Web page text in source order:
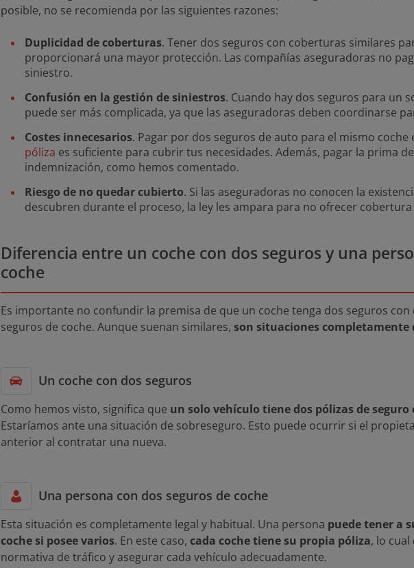
posible, no se recomienda por las siguientes razones:
Duplicidad de coberturas. Tener dos seguros con coberturas similares
proporcionará una mayor protección. Las compañías aseguradoras no
siniestro.
Confusión en la gestión de siniestros. Cuando hay dos seguros para un
puede ser más complicada, ya que las aseguradoras deben coordinarse
Costes innecesarios. Pagar por dos seguros de auto para el mismo coche
póliza es suficiente para cubrir tus necesidades. Además, pagar la prima
indemnización, como hemos comentado.
Riesgo de no quedar cubierto. Si las aseguradoras no conocen la
descubren durante el proceso, la ley les ampara para no ofrecer cobertura
Diferencia entre un coche con dos seguros y una
coche
Es importante no confundir la premisa de que un coche tenga dos seguros
seguros de coche. Aunque suenan similares, son situaciones completamente
Un coche con dos seguros
Como hemos visto, significa que un solo vehículo tiene dos pólizas de
Estaríamos ante una situación de sobreseguro. Esto puede ocurrir si el
anterior al contratar una nueva.
Una persona con dos seguros de coche
Esta situación es completamente legal y habitual. Una persona puede tener a
coche si posee varios. En este caso, cada coche tiene su propia póliza, lo
normativa de tráfico y asegurar cada vehículo adecuadamente.